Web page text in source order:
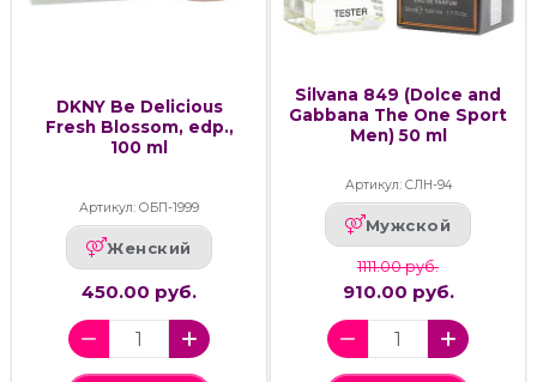
DKNY Be Delicious
Fresh Blossom, edp.,
100 ml
Артикул: ОБП-1999
Женский
450.00 руб.
Silvana 849 (Dolce and
Gabbana The One Sport
Men) 50 ml
Артикул: СЛН-94
Мужской
1111.00 руб.
910.00 руб.